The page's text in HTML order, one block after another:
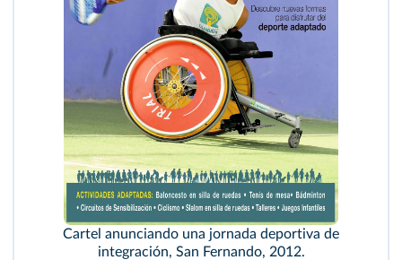
Cartel anunciando una jornada deportiva de
integración, San Fernando, 2012.